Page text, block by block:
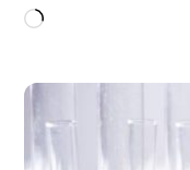
Caricamento
corso…